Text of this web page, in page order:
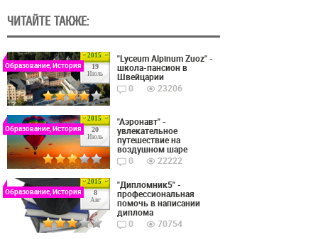
ЧИТАЙТЕ ТАКЖЕ:
2015
19
Июль
Образование, История
"Lyceum Alpinum Zuoz" -
школа-пансион в
Швейцарии
0
23206
2015
20
Июль
Образование, История
"Аэронавт" -
увлекательное
путешествие на
воздушном шаре
0
22222
2015
8
Авг
Образование, История
"Дипломник5" -
профессиональная
помочь в написании
диплома
0
70754